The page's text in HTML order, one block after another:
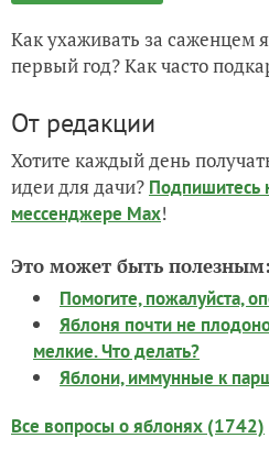
Как ухаживать за саженцем
первый год? Как часто
От редакции
Хотите каждый день
идеи для дачи? Подпишитесь
мессенджере Max!
Это может быть полезным:
Помогите, пожалуйста,
Яблоня почти не
мелкие. Что делать?
Яблони, иммунные к
Все вопросы о яблонях (1742)